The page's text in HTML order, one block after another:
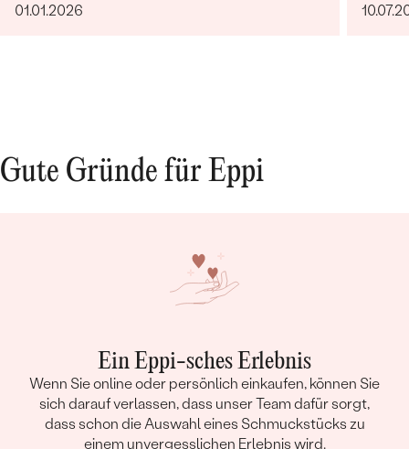
01.01.2026
Gute Gründe für Eppi
Ein Eppi-sches Erlebnis
Wenn Sie online oder persönlich einkaufen, können Sie
sich darauf verlassen, dass unser Team dafür sorgt,
dass schon die Auswahl eines Schmuckstücks zu
einem unvergesslichen Erlebnis wird.